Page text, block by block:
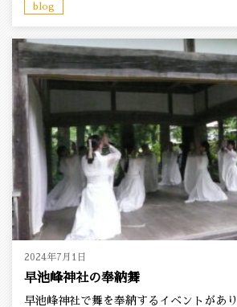
blog
2024年7月1日
早池峰神社の奉納舞
早池峰神社で舞を奉納するイベントがあ